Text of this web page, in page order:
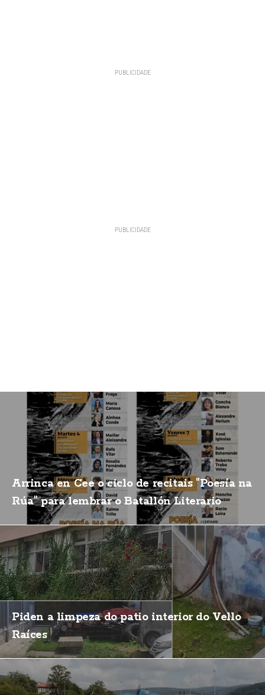
Arrinca en Cee o ciclo de recitais "Poesía na
Rúa" para lembrar o Batallón Literario
Piden a limpeza do patio interior do Vello
Raíces